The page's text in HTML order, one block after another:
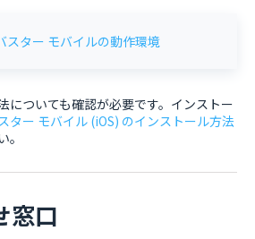
スター モバイルの動作環境
についても確認が必要です。インストー
ター モバイル (iOS) のインストール方法
窓口